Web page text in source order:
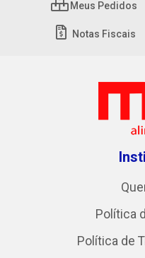
Meus Pedidos
Notas Fiscais
Política
Política de